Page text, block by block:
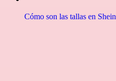
Cómo son las tallas en Shein